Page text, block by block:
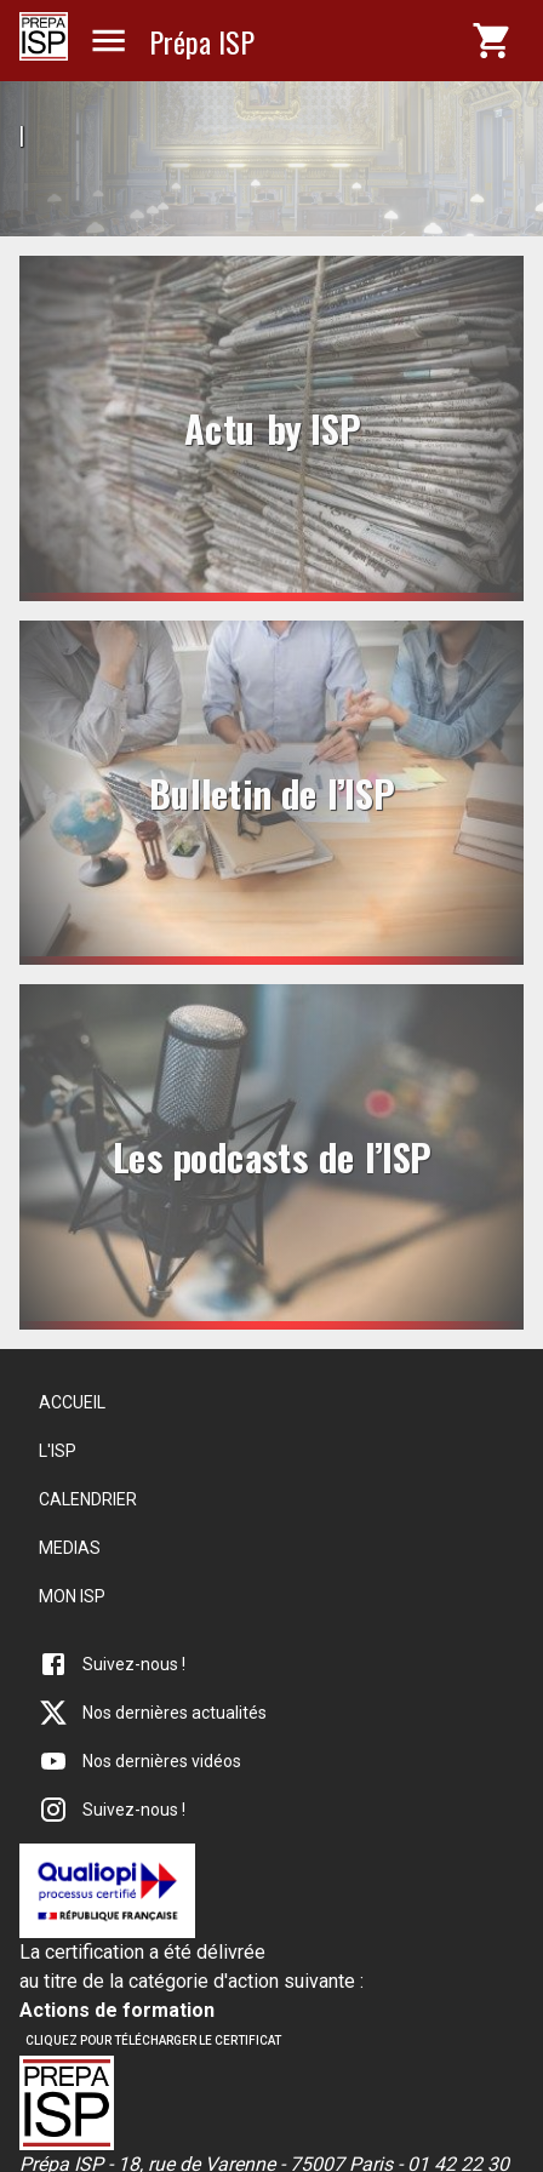
Prépa ISP
|
Actu by ISP
Bulletin de l’ISP
Les podcasts de l’ISP
ACCUEIL
L'ISP
CALENDRIER
MEDIAS
MON ISP
Suivez-nous !
Nos dernières actualités
Nos dernières vidéos
Suivez-nous !
La certification a été délivrée
au titre de la catégorie d'action suivante :
Actions de formation
CLIQUEZ POUR TÉLÉCHARGER LE CERTIFICAT
Prépa ISP - 18, rue de Varenne - 75007 Paris - 01 42 22 30